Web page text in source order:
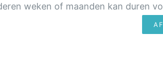
weken of maanden kan duren